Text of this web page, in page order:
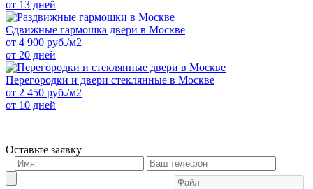
от 13 дней
Сдвижные гармошка двери в Москве
от 4 900 руб./м2
от 20 дней
Перегородки и двери стеклянные в Москве
от 2 450 руб./м2
от 10 дней
Оставьте заявку